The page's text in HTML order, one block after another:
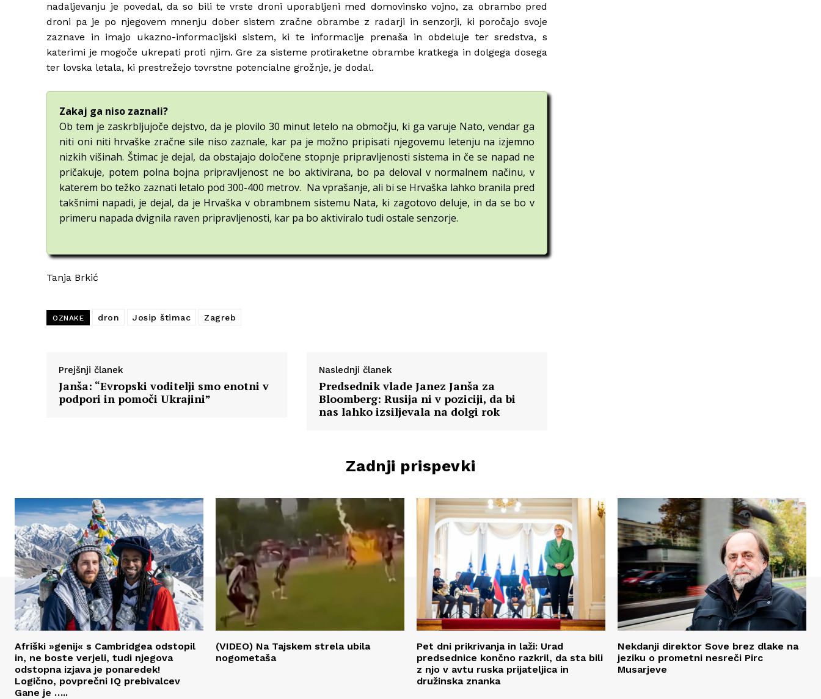
nadaljevanju je povedal, da so bili te vrste droni uporabljeni med domovinsko vojno, za obrambo pred
droni pa je po njegovem mnenju dober sistem zračne obrambe z radarji in senzorji, ki poročajo svoje
zaznave in imajo ukazno-informacijski sistem, ki te informacije prenaša in obdeluje ter sredstva, s
katerimi je mogoče ukrepati proti njim. Gre za sisteme protiraketne obrambe kratkega in dolgega dosega
ter lovska letala, ki prestrežejo tovrstne potencialne grožnje, je dodal.
Zakaj ga niso zaznali?
Ob tem je zaskrbljujoče dejstvo, da je plovilo 30 minut letelo na območju, ki ga varuje Nato, vendar ga
niti oni niti hrvaške zračne sile niso zaznale, kar pa je možno pripisati njegovemu letenju na izjemno
nizkih višinah. Štimac je dejal, da obstajajo določene stopnje pripravljenosti sistema in če se napad ne
pričakuje, potem polna bojna pripravljenost ne bo aktivirana, bo pa deloval v normalnem načinu, v
katerem bo težko zaznati letalo pod 300-400 metrov. Na vprašanje, ali bi se Hrvaška lahko branila pred
takšnimi napadi, je dejal, da je Hrvaška v obrambnem sistemu Nata, ki zagotovo deluje, in da se bo v
primeru napada dvignila raven pripravljenosti, kar pa bo aktiviralo tudi ostale senzorje.
Tanja Brkić
OZNAKE dron Josip štimac Zagreb
Prejšnji članek
Janša: “Evropski voditelji smo enotni v
podpori in pomoči Ukrajini”
Naslednji članek
Predsednik vlade Janez Janša za
Bloomberg: Rusija ni v poziciji, da bi
nas lahko izsiljevala na dolgi rok
Zadnji prispevki
Afriški »genij« s Cambridgea odstopil
in, ne boste verjeli, tudi njegova
odstopna izjava je ponaredek!
Logično, povprečni IQ prebivalcev
Gane je …..
(VIDEO) Na Tajskem strela ubila
nogometaša
Pet dni prikrivanja in laži: Urad
predsednice končno razkril, da sta bili
z njo v avtu ruska prijateljica in
družinska znanka
Nekdanji direktor Sove brez dlake na
jeziku o prometni nesreči Pirc
Musarjeve